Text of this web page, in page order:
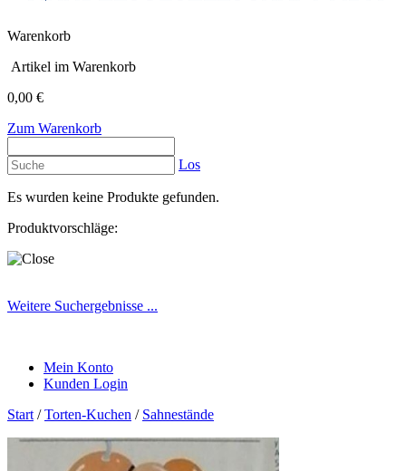
Warenkorb
Artikel im Warenkorb
0,00 €
Zum Warenkorb
Los
Es wurden keine Produkte gefunden.
Produktvorschläge:
Weitere Suchergebnisse ...
Mein Konto
Kunden Login
Start /Torten-Kuchen / Sahnestände